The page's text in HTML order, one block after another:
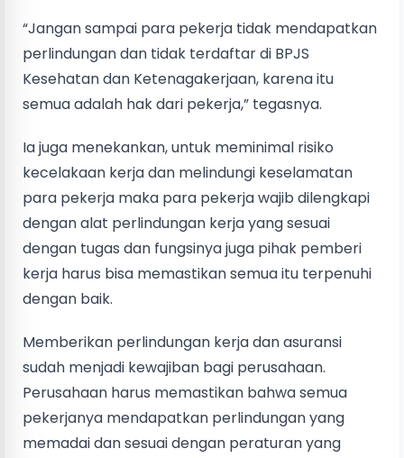
“Jangan sampai para pekerja tidak mendapatkan
perlindungan dan tidak terdaftar di BPJS
Kesehatan dan Ketenagakerjaan, karena itu
semua adalah hak dari pekerja,” tegasnya.
Ia juga menekankan, untuk meminimal risiko
kecelakaan kerja dan melindungi keselamatan
para pekerja maka para pekerja wajib dilengkapi
dengan alat perlindungan kerja yang sesuai
dengan tugas dan fungsinya juga pihak pemberi
kerja harus bisa memastikan semua itu terpenuhi
dengan baik.
Memberikan perlindungan kerja dan asuransi
sudah menjadi kewajiban bagi perusahaan.
Perusahaan harus memastikan bahwa semua
pekerjanya mendapatkan perlindungan yang
memadai dan sesuai dengan peraturan yang